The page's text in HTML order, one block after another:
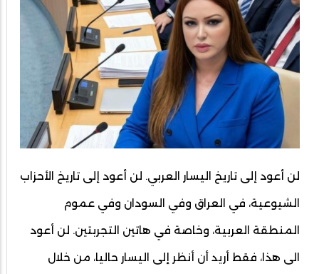
لن أعود إلى تاريخ اليسار العربي. لن أعود إلى تاريخ الأحزاب
الشيوعية، في العراق وفي السودان وفي عموم
المنطقة العربية، وخاصة في هاتين التجربتين. لن أعود
الى هذا، فقط أريد أن أنظر إلى اليسار حاليا، من خلال